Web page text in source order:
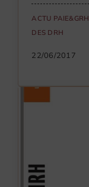
ACTU PAIE&GRH
DES DRH
22/06/2017